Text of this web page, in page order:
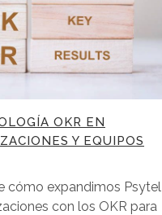
OKR EN
Y EQUIPOS
cómo expandimos Psytel
con los OKR para